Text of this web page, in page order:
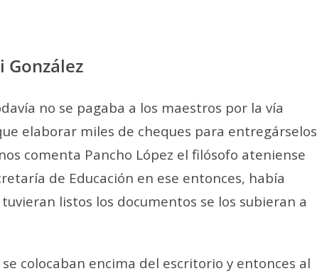
González
no se pagaba a los maestros por la vía
elaborar miles de cheques para entregárselos
comenta Pancho López el filósofo ateniense
de Educación en ese entonces, había
listos los documentos se los subieran a
colocaban encima del escritorio y entonces al